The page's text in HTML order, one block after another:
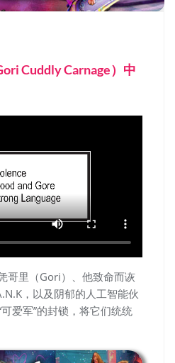
Cuddly Carnage）中
哥里（Gori）、他致命而诙
，以及阴郁的人工智能伙
爱军”的封锁，将它们统统